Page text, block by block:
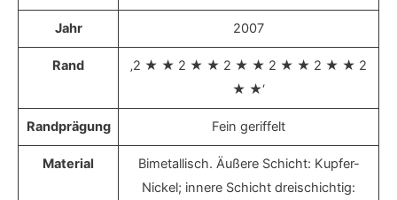
Jahr 2007
Rand
‚2 ★ ★ 2 ★ ★ 2 ★ ★ 2 ★ ★ 2 ★ ★ 2
★ ★‘
Randprägung Fein geriffelt
Material
Bimetallisch. Äußere Schicht: Kupfer-
Nickel; innere Schicht dreischichtig: